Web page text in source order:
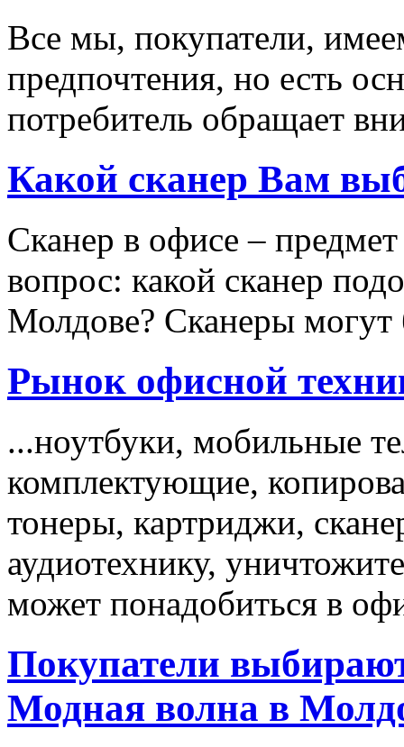
Все мы, покупатели,
предпочтения, но есть
потребитель обращает
Какой сканер Вам
Сканер в офисе –
вопрос: какой сканер
Молдове? Сканеры могут
Рынок офисной
...ноутбуки, мобильные
комплектующие,
тонеры, картриджи,
аудиотехнику,
может понадобиться в
Покупатели
Модная волна в